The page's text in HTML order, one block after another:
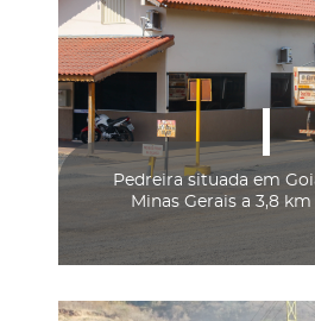
Pedreira situada em
Minas Gerais a 3,8